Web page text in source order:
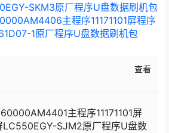
SKM3原厂程序U盘数据刷机包
主程序11171101屏程序
1原厂程序U盘数据刷机包
查看
主程序11171101屏
SJM2原厂程序U盘数